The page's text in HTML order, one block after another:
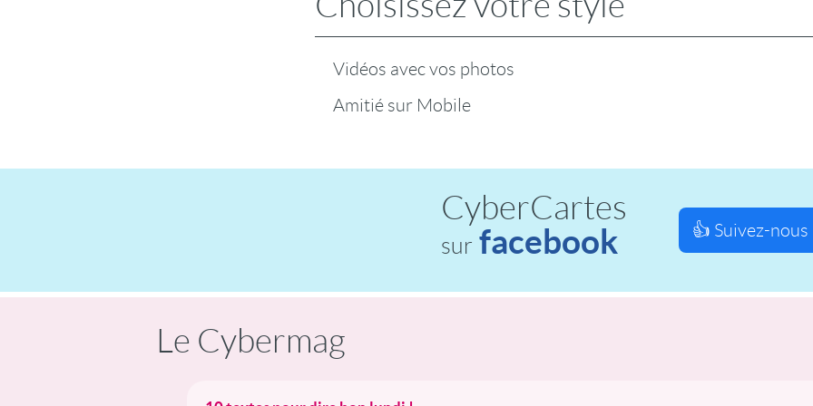
Vidéos avec vos photos
Amitié sur Mobile
CyberCartes
sur facebook 👍 Suivez-nous
Le Cybermag